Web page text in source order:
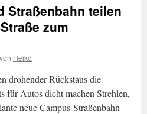
Straßenbahn teilen
zum
von Heiko
drohender Rückstaus die
für Autos dicht machen Strehlen,
neue Campus-Straßenbahn